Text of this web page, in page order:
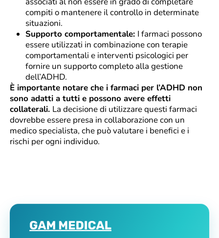
compiti o mantenere il controllo in determinate
situazioni.
Supporto comportamentale: I farmaci possono
essere utilizzati in combinazione con terapie
comportamentali e interventi psicologici per
fornire un supporto completo alla gestione
dell’ADHD.
È importante notare che i farmaci per l’ADHD non
sono adatti a tutti e possono avere effetti
collaterali. La decisione di utilizzare questi farmaci
dovrebbe essere presa in collaborazione con un
medico specialista, che può valutare i benefici e i
rischi per ogni individuo.